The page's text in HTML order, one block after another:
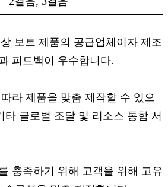
보트 제품의 공급업체이자 제조
피드백이 우수합니다.
라 제품을 맞춤 제작할 수 있으
타 글로벌 조달 및 리소스 통합 서
충족하기 위해 고객을 위해 고유